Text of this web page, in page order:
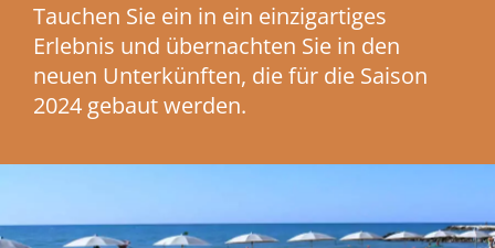
Tauchen Sie ein in ein einzigartiges
Erlebnis und übernachten Sie in den
neuen Unterkünften, die für die Saison
2024 gebaut werden.